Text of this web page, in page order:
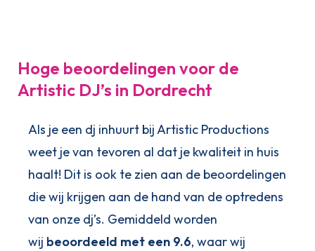
Hoge beoordelingen voor de
Artistic DJ’s in Dordrecht
Als je een dj inhuurt bij Artistic Productions
weet je van tevoren al dat je kwaliteit in huis
haalt! Dit is ook te zien aan de beoordelingen
die wij krijgen aan de hand van de optredens
van onze dj’s. Gemiddeld worden
wij beoordeeld met een 9.6, waar wij